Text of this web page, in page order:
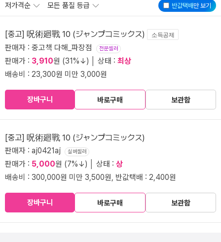
반값택배만 보기
저가격순 모든 품질 등급
[중고] 呪術廻戰 10 (ジャンプコミックス) 소득공제
판매자 : 중고책 다해_파장점 전문셀러
판매가 : 3,910원 (31%↓) │ 상태 : 최상
배송비 : 23,300원 미만 3,000원
장바구니 바로구매 보관함
[중고] 呪術廻戰 10 (ジャンプコミックス)
판매자 : aj0421aj 실버셀러
판매가 : 5,000원 (7%↓) │ 상태 : 상
배송비 : 300,000원 미만 3,500원, 반값택배 : 2,400원
장바구니 바로구매 보관함